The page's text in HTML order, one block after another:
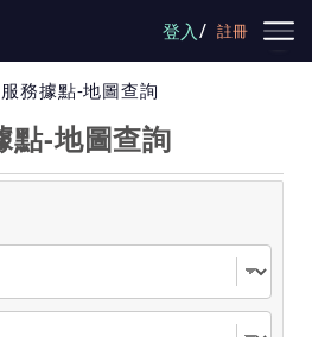
登入/ 註冊
服務據點-地圖查詢
點-地圖查詢